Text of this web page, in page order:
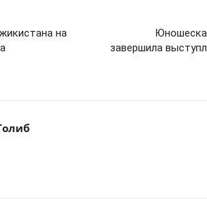
на
завершила